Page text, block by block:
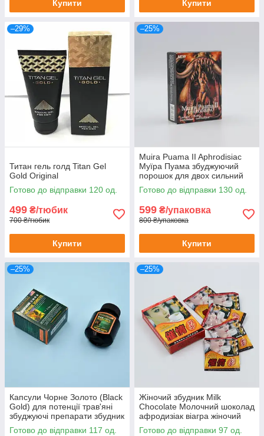
Купити Купити
–29%
Титан гель голд Titan Gel
Gold Original
Готово до відправки 120 од.
499 ₴/тюбик
700 ₴/тюбик
Купити
–25%
Muira Puama II Aphrodisiac
Муїра Пуама збуджуючий
порошок для двох сильний
збудник для двох 10 шт
Готово до відправки 130 од.
599 ₴/упаковка
800 ₴/упаковка
Купити
–25%
Капсули Чорне Золото (Black
Gold) для потенції трав'яні
збуджуючі препарати збудник
viagra виагра 16 шт
Готово до відправки 117 од.
–25%
Жіночий збудник Milk
Chocolate Молочний шоколад
афродизіак віагра жіночий
напій-збудник 6 шт.
Готово до відправки 97 од.